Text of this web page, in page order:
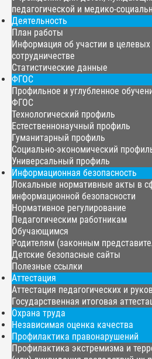
педагогической и медико-
Деятельность
План работы
Информация об участии в
сотрудничестве
Статистические данные
ФГОС
Профильное и углубленное
ФГОС
Технологический профиль
Естественнонаучный профиль
Гуманитарный профиль
Социально-экономический
Универсальный профиль
Информационная безопасность
Локальные нормативные акты в
информационной безопасности
Нормативное регулирование
Педагогическим работникам
Обучающимся
Родителям (законным
Детские безопасные сайты
Полезные ссылки
Аттестация
Аттестация педагогических и
Государственная итоговая
Охрана труда
Независимая оценка качества
Профилактика правонарушений
Профилактика экстремизма и